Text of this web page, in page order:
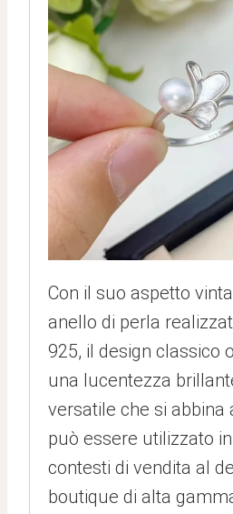
Con il suo aspetto
anello di perla
925, il design classico
una lucentezza
versatile che si abbina
può essere utilizzato
contesti di vendita al
boutique di alta